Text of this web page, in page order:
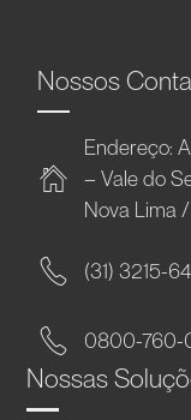
Nossos
Endereço:
– Vale do
Nova Lima
(31) 3215-
0800-760-
Nossas